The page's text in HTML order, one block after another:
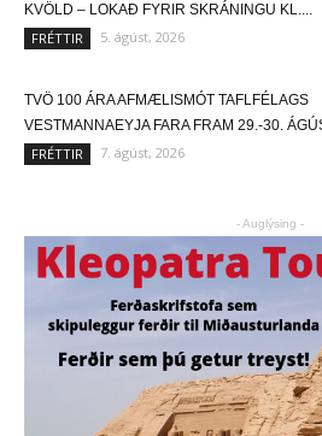
KVÖLD – LOKAÐ FYRIR SKRÁNINGU KL....
FRÉTTIR 5. ágúst, 2026
TVÖ 100 ÁRA AFMÆLISMÓT TAFLFÉLAGS
VESTMANNAEYJA FARA FRAM 29.-30.
FRÉTTIR 7. ágúst, 2026
- Auglýsing -